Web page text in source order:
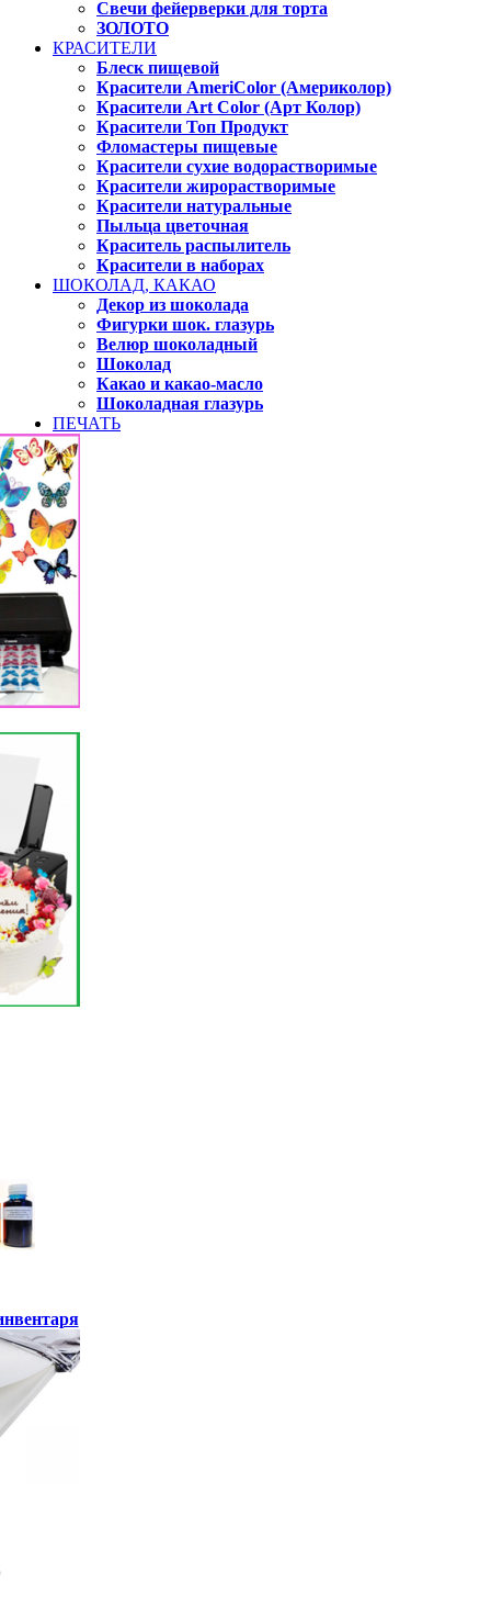
Свечи фейерверки для торта
ЗОЛОТО
КРАСИТЕЛИ
Блеск пищевой
Красители AmeriColor (Америколор)
Красители Art Color (Арт Колор)
Красители Топ Продукт
Фломастеры пищевые
Красители сухие водорастворимые
Красители жирорастворимые
Красители натуральные
Пыльца цветочная
Краситель распылитель
Красители в наборах
ШОКОЛАД, КАКАО
Декор из шоколада
Фигурки шок. глазурь
Велюр шоколадный
Шоколад
Какао и какао-масло
Шоколадная глазурь
ПЕЧАТЬ